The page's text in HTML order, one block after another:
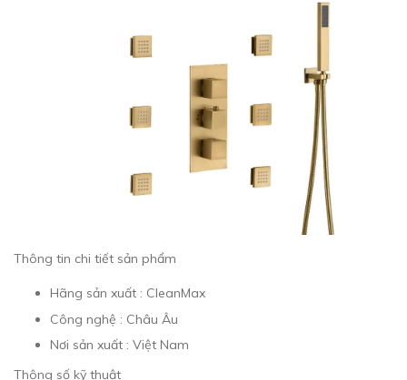
Thông tin chi tiết sản phẩm
Hãng sản xuất : CleanMax
Công nghệ : Châu Âu
Nơi sản xuất : Việt Nam
Thông số kỹ thuật